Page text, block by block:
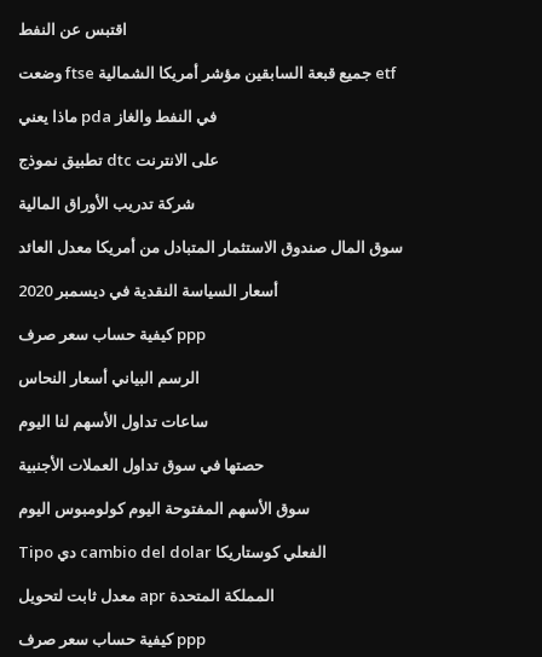
اقتبس عن النفط
وضعت ftse جميع قبعة السابقين مؤشر أمريكا الشمالية etf
ماذا يعني pda في النفط والغاز
تطبيق نموذج dtc على الانترنت
شركة تدريب الأوراق المالية
سوق المال صندوق الاستثمار المتبادل من أمريكا معدل العائد
أسعار السياسة النقدية في ديسمبر 2020
كيفية حساب سعر صرف ppp
الرسم البياني أسعار النحاس
ساعات تداول الأسهم لنا اليوم
حصتها في سوق تداول العملات الأجنبية
سوق الأسهم المفتوحة اليوم كولومبوس اليوم
Tipo دي cambio del dolar الفعلي كوستاريكا
معدل ثابت لتحويل apr المملكة المتحدة
كيفية حساب سعر صرف ppp